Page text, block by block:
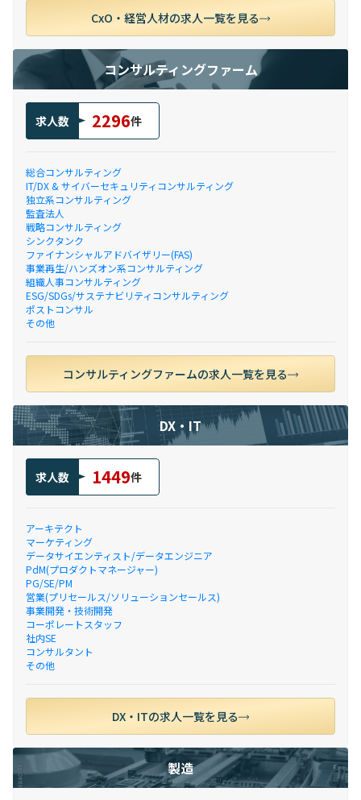
CxO・経営人材の求人一覧を見る
コンサルティングファーム
求人数 2296件
総合コンサルティング
IT/DX & サイバーセキュリティコンサルティング
独立系コンサルティング
監査法人
戦略コンサルティング
シンクタンク
ファイナンシャルアドバイザリー(FAS)
事業再生/ハンズオン系コンサルティング
組織人事コンサルティング
ESG/SDGs/サステナビリティコンサルティング
ポストコンサル
その他
コンサルティングファームの求人一覧を見る
DX・IT
求人数 1449件
アーキテクト
マーケティング
データサイエンティスト/データエンジニア
PdM(プロダクトマネージャー)
PG/SE/PM
営業(プリセールス/ソリューションセールス)
事業開発・技術開発
コーポレートスタッフ
社内SE
コンサルタント
その他
DX・ITの求人一覧を見る
製造